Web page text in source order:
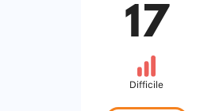
17
Difficile